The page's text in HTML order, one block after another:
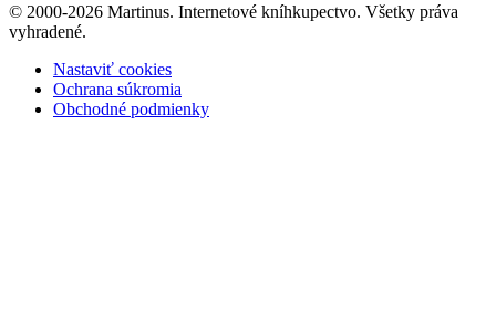
© 2000-2026 Martinus. Internetové kníhkupectvo. Všetky práva
vyhradené.
Nastaviť cookies
Ochrana súkromia
Obchodné podmienky